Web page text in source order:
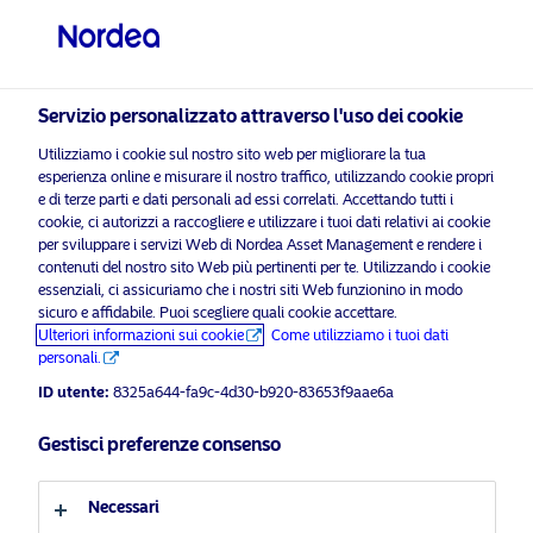
Scegli il Profilo Investitore
Paese
Italia
Lingua
Italiano
Investitore privato
Documenti legali e regolamentari
Documenti legali e regolamentari KID Note
Servizio personalizzato attraverso l'uso dei cookie
Utilizziamo i cookie sul nostro sito web per migliorare la tua
esperienza online e misurare il nostro traffico, utilizzando cookie propri
e di terze parti e dati personali ad essi correlati. Accettando tutti i
cookie, ci autorizzi a raccogliere e utilizzare i tuoi dati relativi ai cookie
per sviluppare i servizi Web di Nordea Asset Management e rendere i
contenuti del nostro sito Web più pertinenti per te. Utilizzando i cookie
essenziali, ci assicuriamo che i nostri siti Web funzionino in modo
sicuro e affidabile. Puoi scegliere quali cookie accettare.
Ulteriori informazioni sui cookie
Come utilizziamo i tuoi dati
personali.
ID utente: 8325a644-fa9c-4d30-b920-83653f9aae6a
Gestisci preferenze consenso
Necessari